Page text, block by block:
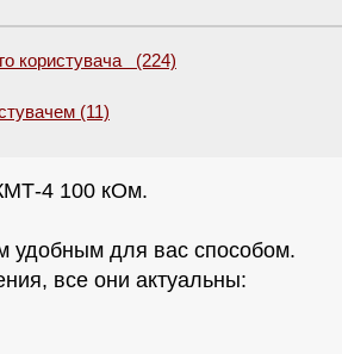
користувача (224)
(11)
4 100 кОм.
для вас способом.
все они актуальны: